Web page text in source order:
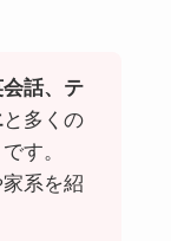
話、テ
と多くの
す。
系を紹